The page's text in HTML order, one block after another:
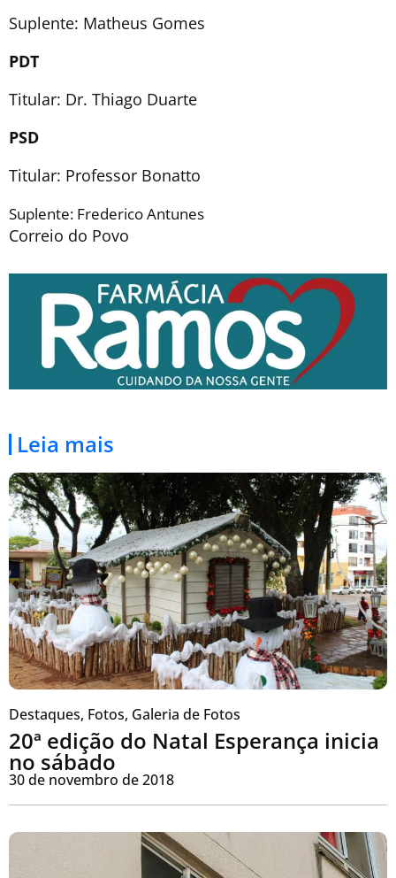
Suplente: Matheus Gomes
PDT
Titular: Dr. Thiago Duarte
PSD
Titular: Professor Bonatto
Suplente: Frederico Antunes
Correio do Povo
Leia mais
Destaques, Fotos, Galeria de Fotos
20ª edição do Natal Esperança inicia
no sábado
30 de novembro de 2018